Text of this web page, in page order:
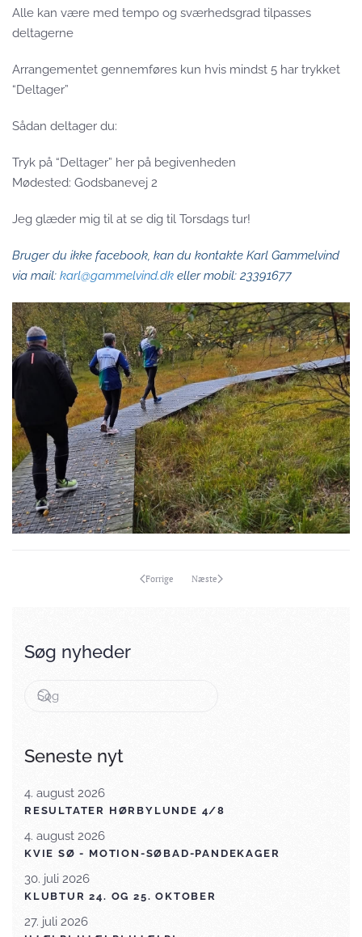
Alle kan være med tempo og sværhedsgrad tilpasses
deltagerne
Arrangementet gennemføres kun hvis mindst 5 har trykket
“Deltager”
Sådan deltager du:
Tryk på “Deltager” her på begivenheden
Mødested: Godsbanevej 2
Jeg glæder mig til at se dig til Torsdags tur!
Bruger du ikke facebook, kan du kontakte Karl Gammelvind
via mail: karl@gammelvind.dk eller mobil: 23391677
Forrige Næste
Søg nyheder
Seneste nyt
4. august 2026
RESULTATER HØRBYLUNDE 4/8
4. august 2026
KVIE SØ - MOTION-SØBAD-PANDEKAGER
30. juli 2026
KLUBTUR 24. OG 25. OKTOBER
27. juli 2026